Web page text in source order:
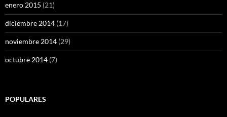
enero 2015 (21)
diciembre 2014 (17)
noviembre 2014 (29)
octubre 2014 (7)
POPULARES